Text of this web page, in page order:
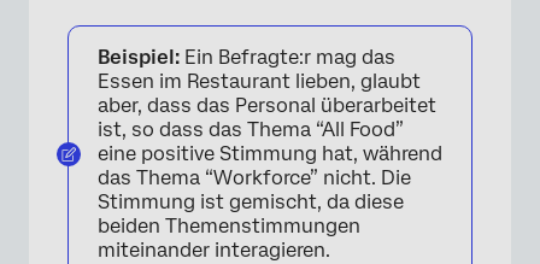
Beispiel: Ein Befragte:r mag das
Essen im Restaurant lieben, glaubt
aber, dass das Personal überarbeitet
ist, so dass das Thema “All Food”
eine positive Stimmung hat, während
das Thema “Workforce” nicht. Die
Stimmung ist gemischt, da diese
beiden Themenstimmungen
miteinander interagieren.